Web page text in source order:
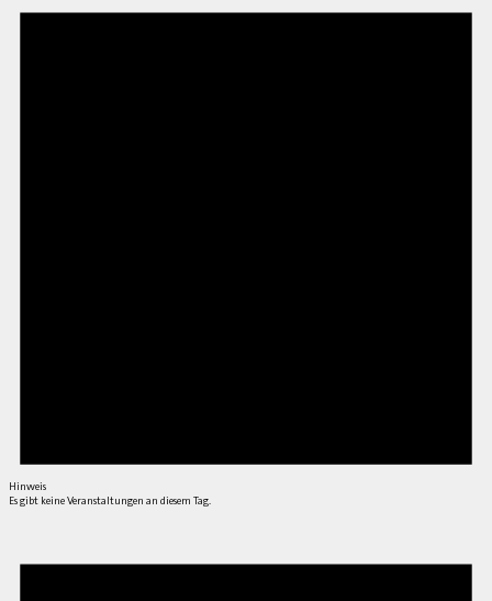
Hinweis
Es gibt keine Veranstaltungen an diesem Tag.